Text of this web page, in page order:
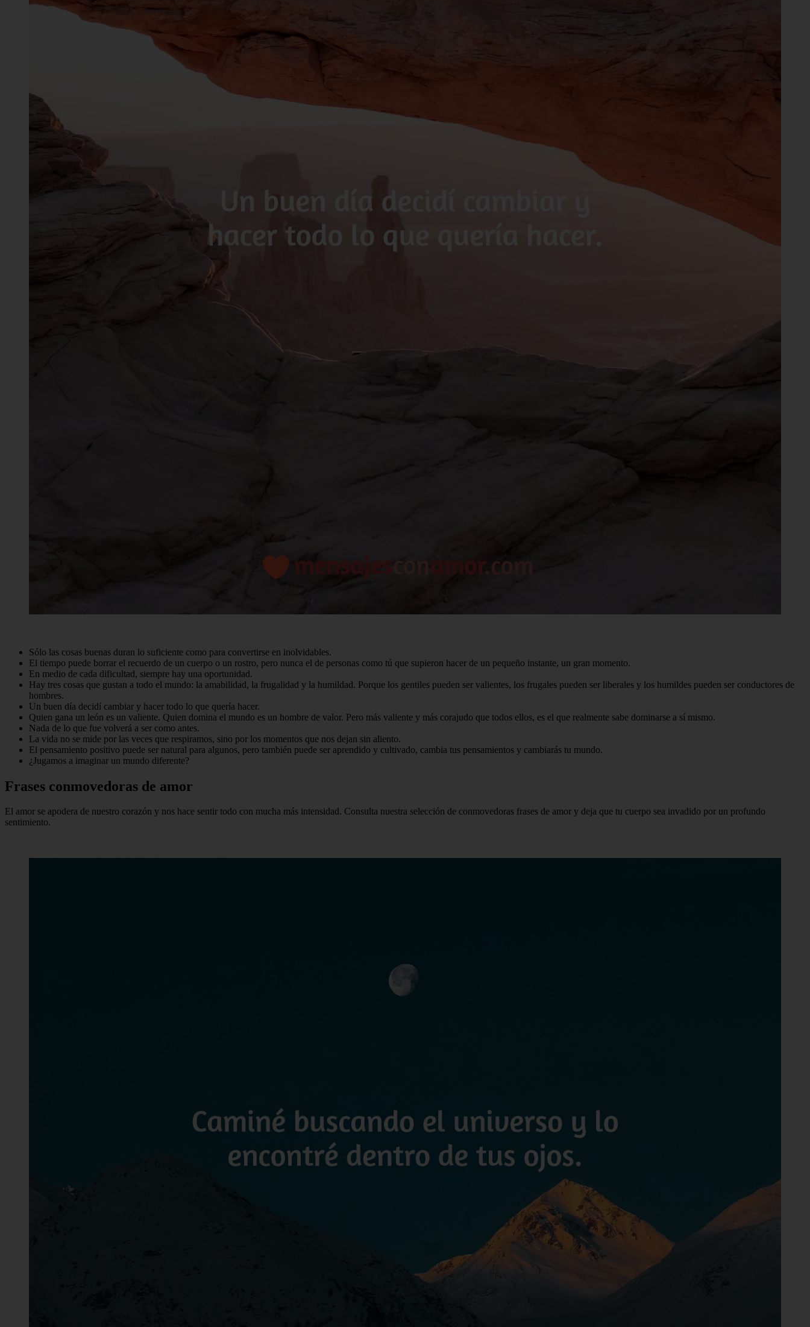
Sólo las cosas buenas duran lo suficiente como para convertirse en inolvidables.
El tiempo puede borrar el recuerdo de un cuerpo o un rostro, pero nunca el de personas como tú que supieron hacer de un pequeño instante, un gran momento.
En medio de cada dificultad, siempre hay una oportunidad.
Hay tres cosas que gustan a todo el mundo: la amabilidad, la frugalidad y la humildad. Porque los gentiles pueden ser valientes, los frugales pueden ser liberales y los humildes pueden ser conductores de
hombres.
Un buen día decidí cambiar y hacer todo lo que quería hacer.
Quien gana un león es un valiente. Quien domina el mundo es un hombre de valor. Pero más valiente y más corajudo que todos ellos, es el que realmente sabe dominarse a sí mismo.
Nada de lo que fue volverá a ser como antes.
La vida no se mide por las veces que respiramos, sino por los momentos que nos dejan sin aliento.
El pensamiento positivo puede ser natural para algunos, pero también puede ser aprendido y cultivado, cambia tus pensamientos y cambiarás tu mundo.
¿Jugamos a imaginar un mundo diferente?
Frases conmovedoras de amor
El amor se apodera de nuestro corazón y nos hace sentir todo con mucha más intensidad. Consulta nuestra selección de conmovedoras frases de amor y deja que tu cuerpo sea invadido por un profundo
sentimiento.